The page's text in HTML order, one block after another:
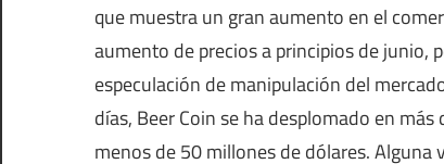
que muestra un gran aumento en el
aumento de precios a principios de junio,
especulación de manipulación del
días, Beer Coin se ha desplomado en
menos de 50 millones de dólares. Alguna